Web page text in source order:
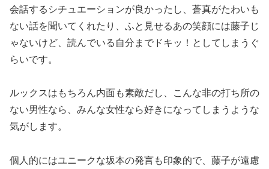
会話するシチュエーションが良かったし、蒼真がたわいも
ない話を聞いてくれたり、ふと見せるあの笑顔には藤子じ
ゃないけど、読んでいる自分までドキッ！としてしまうぐ
らいです。
ルックスはもちろん内面も素敵だし、こんな非の打ち所の
ない男性なら、みんな女性なら好きになってしまうような
気がします。
個人的にはユニークな坂本の発言も印象的で、藤子が遠慮